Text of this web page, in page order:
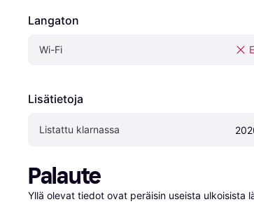
Langaton
Wi-Fi
Lisätietoja
Listattu klarnassa
Palaute
Yllä olevat tiedot ovat peräisin useista ulkoisista